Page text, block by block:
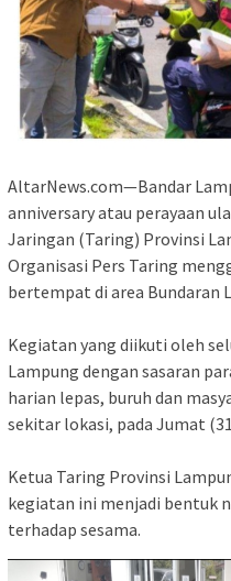
AltarNews.com—Bandar
anniversary atau perayaan
Jaringan (Taring) Provinsi
Organisasi Pers Taring
bertempat di area Bundaran
‎Kegiatan yang diikuti oleh
Lampung dengan sasaran
harian lepas, buruh dan
sekitar lokasi, pada Jumat
‎Ketua Taring Provinsi
kegiatan ini menjadi bentuk
terhadap sesama.